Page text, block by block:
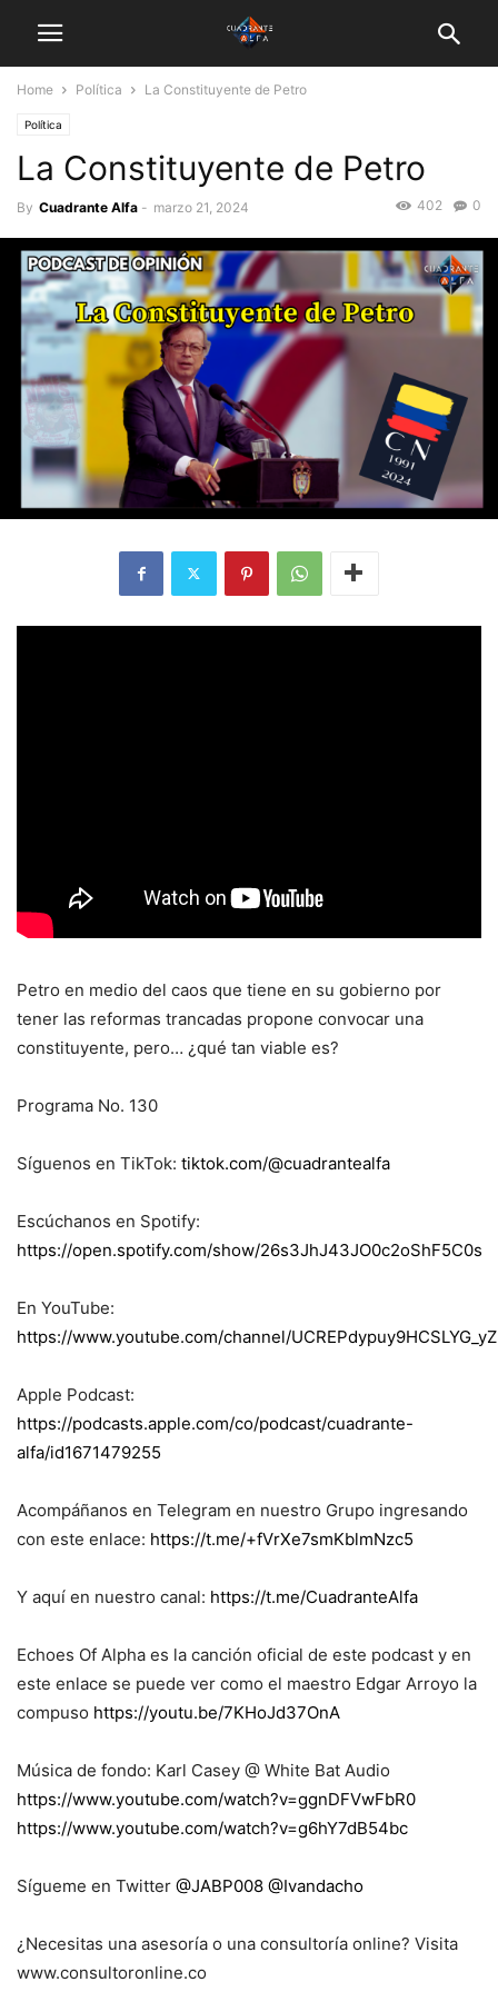
Home Política La Constituyente de Petro
Política
La Constituyente de Petro
By Cuadrante Alfa - marzo 21, 2024 0
402
Petro en medio del caos que tiene en su gobierno por
tener las reformas trancadas propone convocar una
constituyente, pero… ¿qué tan viable es?
Programa No. 130
Síguenos en TikTok: tiktok.com/@cuadrantealfa
Escúchanos en Spotify:
https://open.spotify.com/show/26s3JhJ43JO0c2oShF5C0s
En YouTube:
https://www.youtube.com/channel/
Apple Podcast:
https://podcasts.apple.com/co/podcast/cuadrante-
alfa/id1671479255
Acompáñanos en Telegram en nuestro Grupo ingresando
con este enlace: https://t.me/+fVrXe7smKblmNzc5
Y aquí en nuestro canal: https://t.me/CuadranteAlfa
Echoes Of Alpha es la canción oficial de este podcast y en
este enlace se puede ver como el maestro Edgar Arroyo la
compuso https://youtu.be/7KHoJd37OnA
Música de fondo: Karl Casey @ White Bat Audio
https://www.youtube.com/watch?v=ggnDFVwFbR0
https://www.youtube.com/watch?v=g6hY7dB54bc
Sígueme en Twitter @JABP008 @Ivandacho
¿Necesitas una asesoría o una consultoría online? Visita
www.consultoronline.co